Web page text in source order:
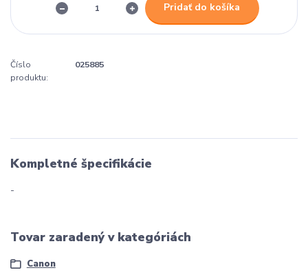
Pridať do košíka
Číslo
produktu:
025885
Kompletné špecifikácie
-
Tovar zaradený v kategóriách
Canon